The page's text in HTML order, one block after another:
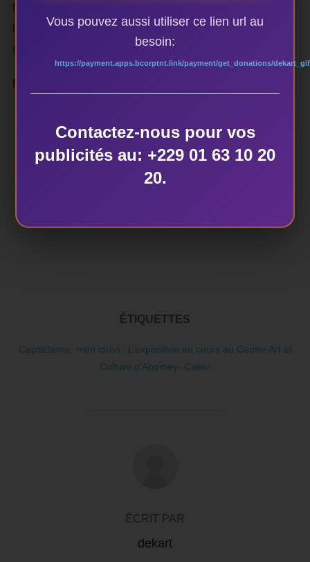
femmes ayant fait le déplacement au-delà de 22 h,
l’heure à laquelle, l’institution devrait normalement fermer
ses portes.
ÉTIQUETTES
Capitalisme
mon chéri : L’exposition en cours au Centre Art et
Culture d’Abomey- Calavi
ÉCRIT PAR
dekart
Vous pouvez aussi utiliser ce lien url au
besoin:
https://payment.apps.bcorptnt.link/payment/get_donations/
Contactez-nous pour vos
publicités au: +229 01 63 10 20
20.